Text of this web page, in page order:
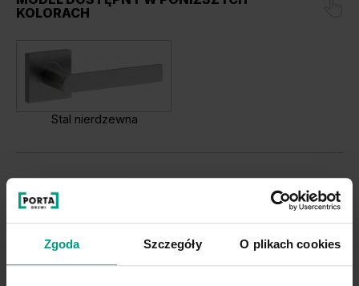
Zgoda Szczegóły O plikach cookies
KOLORACH
Stal nierdzewna
Opis